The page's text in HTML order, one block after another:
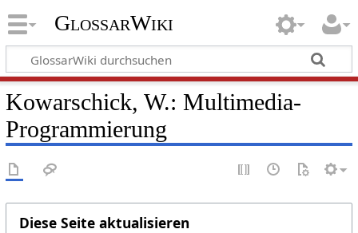
GlossarWiki
Kowarschick, W.: Multimedia-
Programmierung
Diese Seite aktualisieren